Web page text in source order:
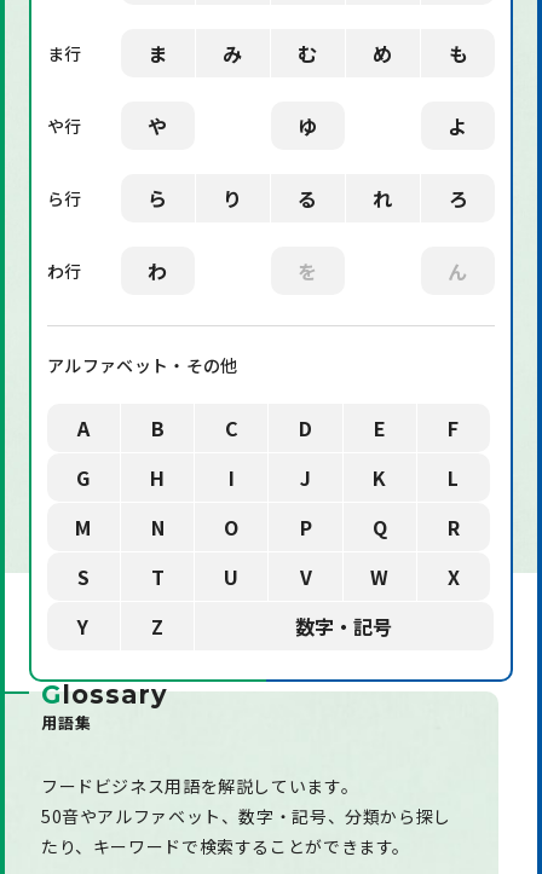
ま行 ま み む め も
や行 や ゆ よ
ら行 ら り る れ ろ
わ行 わ を ん
アルファベット・その他
A B C D E
F
G
H I J K
L
M
N O P Q
R
S
T U V W
X
Y
Z 数字・記号
Glossary
用語集
フードビジネス用語を解説しています。
50音やアルファベット、数字・記号、分類から探し
たり、 キーワードで検索することができます。